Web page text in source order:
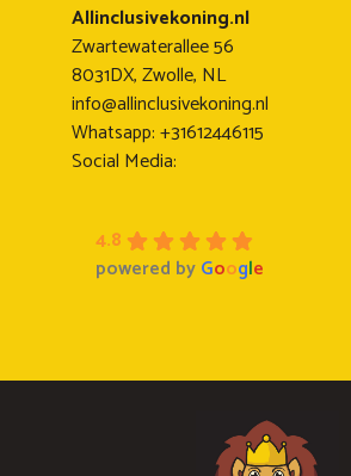
Allinclusivekoning.nl
Zwartewaterallee 56
8031DX, Zwolle, NL
info@allinclusivekoning.nl
Whatsapp: +31612446115
Social Media:
4.8
powered byGoogle